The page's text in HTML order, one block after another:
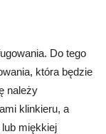
Do tego
która będzie
należy
klinkieru, a
miękkiej